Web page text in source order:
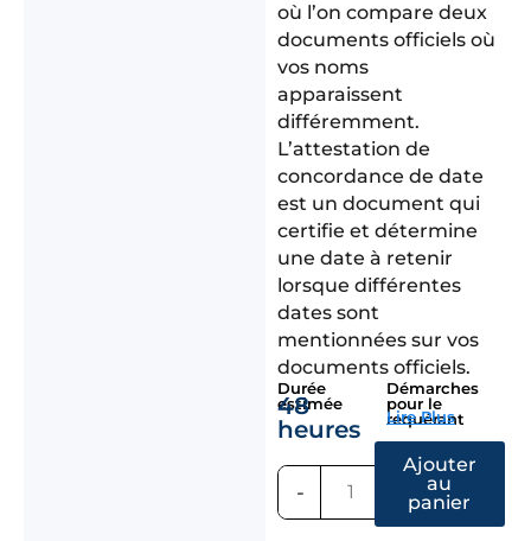
où l’on compare deux
documents officiels où
vos noms
apparaissent
différemment.
L’attestation de
concordance de date
est un document qui
certifie et détermine
une date à retenir
lorsque différentes
dates sont
mentionnées sur vos
documents officiels.
Durée
estimée
48
heures
Démarches
pour le
requérant
Lire Plus
- +
Ajouter
au
panier